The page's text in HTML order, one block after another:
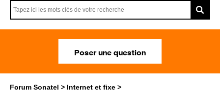
Poser une question
Forum Sonatel
Internet et fixe